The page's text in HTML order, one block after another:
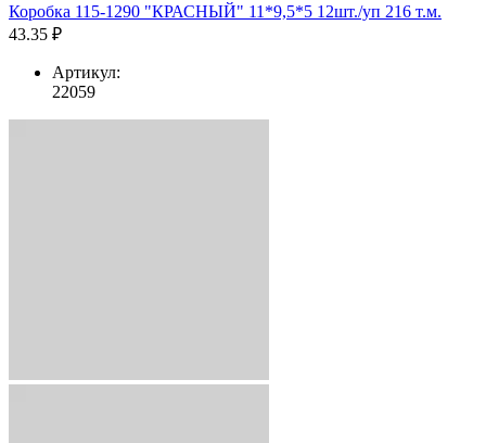
Коробка 115-1290 "КРАСНЫЙ" 11*9,5*5 12шт./уп 216 т.м.
43.35 ₽
Артикул:
22059